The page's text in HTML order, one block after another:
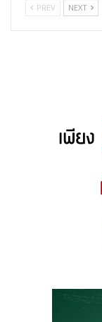
PREV NEXT